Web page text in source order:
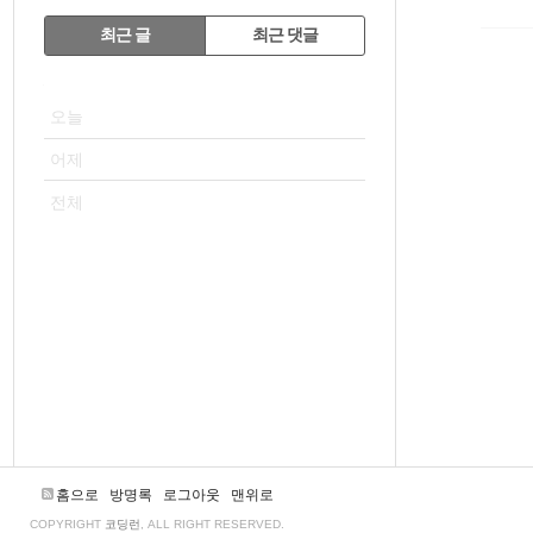
RECENTLY
최근 글 최근 댓글
오늘
어제
전체
홈으로 방명록 로그아웃 맨위로
COPYRIGHT 코딩런 , ALL RIGHT RESERVED.